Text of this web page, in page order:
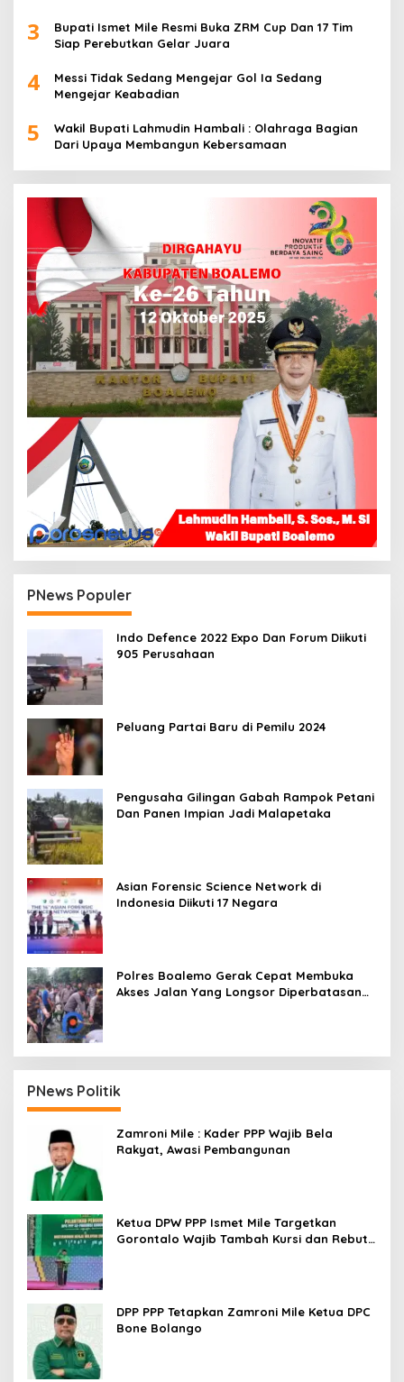
3
Bupati Ismet Mile Resmi Buka ZRM Cup Dan 17 Tim
Siap Perebutkan Gelar Juara
4
Messi Tidak Sedang Mengejar Gol Ia Sedang
Mengejar Keabadian
5
Wakil Bupati Lahmudin Hambali : Olahraga Bagian
Dari Upaya Membangun Kebersamaan
PNews Populer
Indo Defence 2022 Expo Dan Forum Diikuti
905 Perusahaan
Peluang Partai Baru di Pemilu 2024
Pengusaha Gilingan Gabah Rampok Petani
Dan Panen Impian Jadi Malapetaka
Asian Forensic Science Network di
Indonesia Diikuti 17 Negara
Polres Boalemo Gerak Cepat Membuka
Akses Jalan Yang Longsor Diperbatasan
PNews Politik
Zamroni Mile : Kader PPP Wajib Bela
Rakyat, Awasi Pembangunan
Ketua DPW PPP Ismet Mile Targetkan
Gorontalo Wajib Tambah Kursi dan Rebut
DPP PPP Tetapkan Zamroni Mile Ketua DPC
Bone Bolango